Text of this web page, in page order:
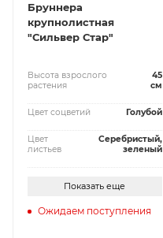
Бруннера
крупнолистная
"Сильвер Стар"
Высота взрослого
растения
45
см
Цвет соцветий Голубой
Цвет
листьев
Серебристый,
зеленый
Показать еще
Ожидаем поступления